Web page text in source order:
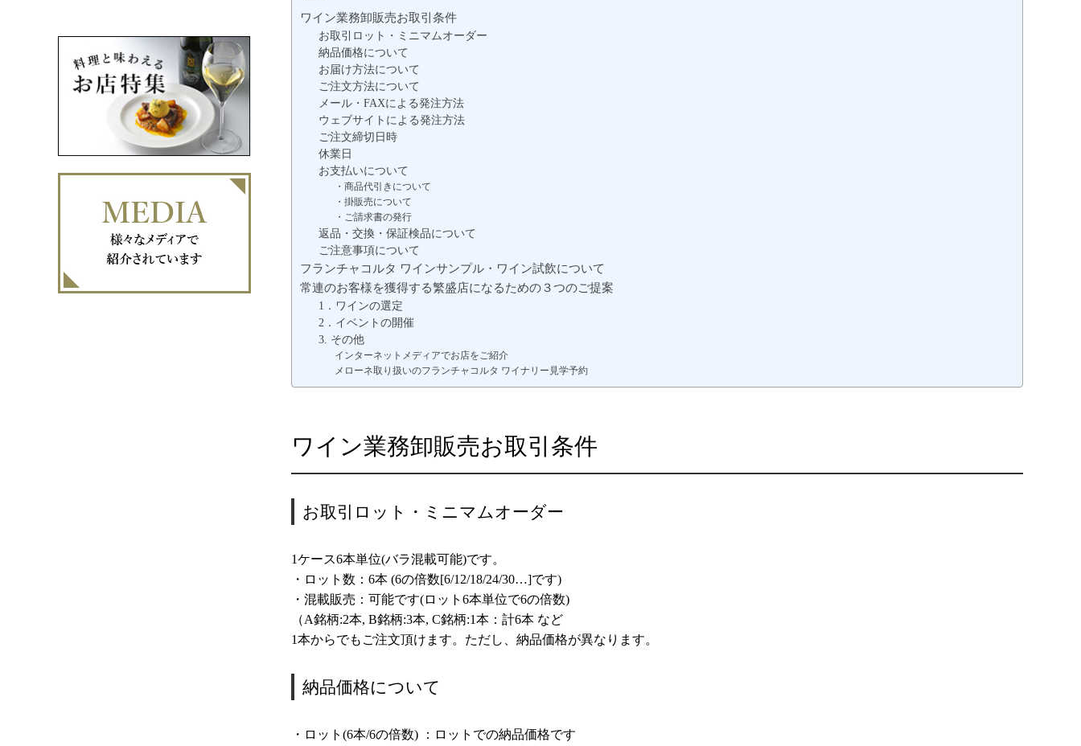
ワイン業務卸販売お取引条件
お取引ロット・ミニマムオーダー
納品価格について
お届け方法について
ご注文方法について
メール・FAXによる発注方法
ウェブサイトによる発注方法
ご注文締切日時
休業日
お支払いについて
・商品代引きについて
・掛販売について
・ご請求書の発行
返品・交換・保証検品について
ご注意事項について
フランチャコルタ ワインサンプル・ワイン試飲について
常連のお客様を獲得する繁盛店になるための３つのご提案
1．ワインの選定
2．イベントの開催
3. その他
インターネットメディアでお店をご紹介
メローネ取り扱いのフランチャコルタ ワイナリー見学予約
ワイン業務卸販売お取引条件
お取引ロット・ミニマムオーダー
1ケース6本単位(バラ混載可能)です。
・ロット数：6本 (6の倍数[6/12/18/24/30…]です)
・混載販売：可能です(ロット6本単位で6の倍数)
（A銘柄:2本, B銘柄:3本, C銘柄:1本：計6本 など
1本からでもご注文頂けます。ただし、納品価格が異なります。
納品価格について
・ロット(6本/6の倍数) ：ロットでの納品価格です